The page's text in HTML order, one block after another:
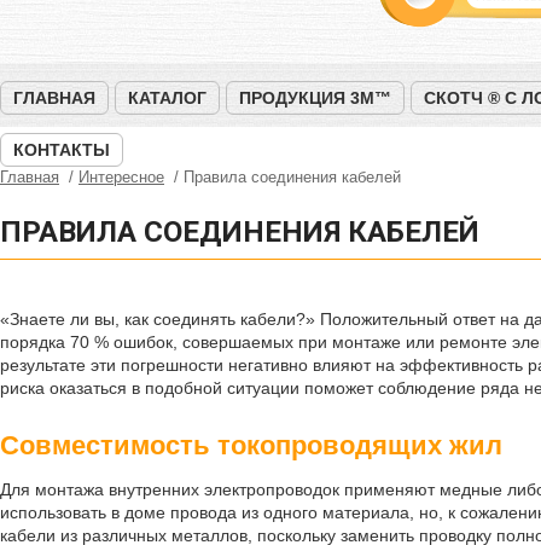
ГЛАВНАЯ КАТАЛОГ ПРОДУКЦИЯ 3M™ СКОТЧ ® С
КОНТАКТЫ
Главная Интересное Правила соединения кабелей
ПРАВИЛА СОЕДИНЕНИЯ КАБЕЛЕЙ
«Знаете ли вы, как соединять кабели?» Положительный ответ на
порядка 70 % ошибок, совершаемых при монтаже или ремонте
результате эти погрешности негативно влияют на эффективность
риска оказаться в подобной ситуации поможет соблюдение ряда
Совместимость токопроводящих жил
Для монтажа внутренних электропроводок применяют медные
использовать в доме провода из одного материала, но, к
кабели из различных металлов, поскольку заменить проводку